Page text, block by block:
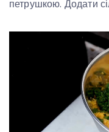
петрушкою. Додати